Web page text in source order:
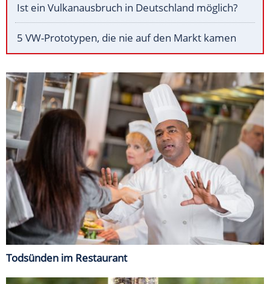
Ist ein Vulkanausbruch in Deutschland möglich?
5 VW-Prototypen, die nie auf den Markt kamen
Todsünden im Restaurant